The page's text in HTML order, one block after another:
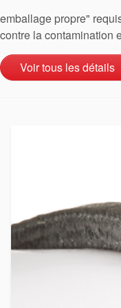
emballage propre"
contre la contamination
Voir tous les détails